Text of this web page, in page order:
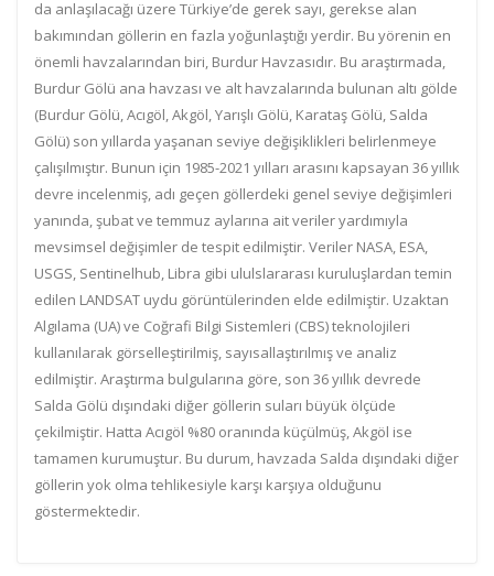
da anlaşılacağı üzere Türkiye’de gerek sayı, gerekse alan
bakımından göllerin en fazla yoğunlaştığı yerdir. Bu yörenin en
önemli havzalarından biri, Burdur Havzasıdır. Bu araştırmada,
Burdur Gölü ana havzası ve alt havzalarında bulunan altı gölde
(Burdur Gölü, Acıgöl, Akgöl, Yarışlı Gölü, Karataş Gölü, Salda
Gölü) son yıllarda yaşanan seviye değişiklikleri belirlenmeye
çalışılmıştır. Bunun için 1985-2021 yılları arasını kapsayan 36 yıllık
devre incelenmiş, adı geçen göllerdeki genel seviye değişimleri
yanında, şubat ve temmuz aylarına ait veriler yardımıyla
mevsimsel değişimler de tespit edilmiştir. Veriler NASA, ESA,
USGS, Sentinelhub, Libra gibi ululslararası kuruluşlardan temin
edilen LANDSAT uydu görüntülerinden elde edilmiştir. Uzaktan
Algılama (UA) ve Coğrafi Bilgi Sistemleri (CBS) teknolojileri
kullanılarak görselleştirilmiş, sayısallaştırılmış ve analiz
edilmiştir. Araştırma bulgularına göre, son 36 yıllık devrede
Salda Gölü dışındaki diğer göllerin suları büyük ölçüde
çekilmiştir. Hatta Acıgöl %80 oranında küçülmüş, Akgöl ise
tamamen kurumuştur. Bu durum, havzada Salda dışındaki diğer
göllerin yok olma tehlikesiyle karşı karşıya olduğunu
göstermektedir.